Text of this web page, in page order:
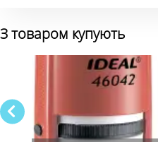
З товаром купують